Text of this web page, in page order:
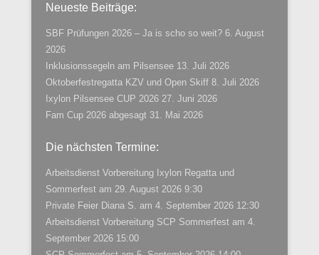
Neueste Beiträge:
SBF Prüfungen 2026 – Ja is scho so weit? 6. August
2026
Inklusionssegeln am Pilsensee 13. Juli 2026
Oktoberfestregatta KZV und Open Skiff 8. Juli 2026
Ixylon Pilsensee CUP 2026 27. Juni 2026
Fam Cup 2026 abgesagt 31. Mai 2026
Die nächsten Termine:
Arbeitsdienst Vorbereitung Ixylon Regatta und
Sommerfest am 29. August 2026 9:30
Private Feier Diana S. am 4. September 2026 12:30
Arbeitsdienst Vorbereitung SCP Sommerfest am 4.
September 2026 15:00